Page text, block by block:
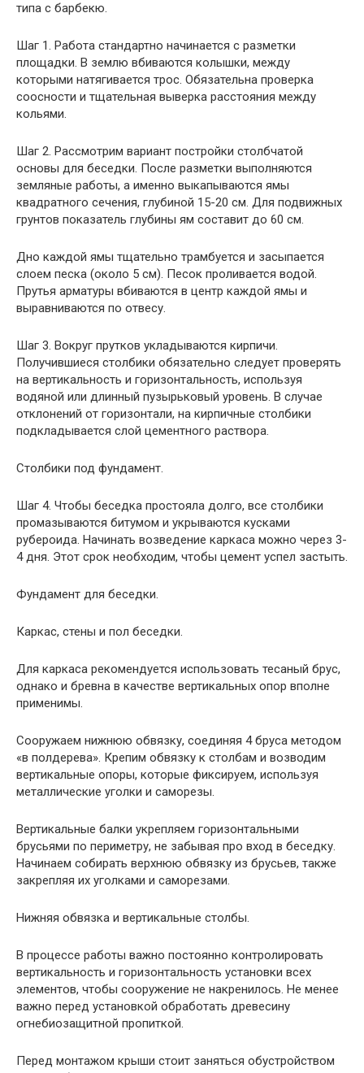
типа с барбекю.
Шаг 1. Работа стандартно начинается с разметки
площадки. В землю вбиваются колышки, между
которыми натягивается трос. Обязательна проверка
соосности и тщательная выверка расстояния между
кольями.
Шаг 2. Рассмотрим вариант постройки столбчатой
основы для беседки. После разметки выполняются
земляные работы, а именно выкапываются ямы
квадратного сечения, глубиной 15-20 см. Для подвижных
грунтов показатель глубины ям составит до 60 см.
Дно каждой ямы тщательно трамбуется и засыпается
слоем песка (около 5 см). Песок проливается водой.
Прутья арматуры вбиваются в центр каждой ямы и
выравниваются по отвесу.
Шаг 3. Вокруг прутков укладываются кирпичи.
Получившиеся столбики обязательно следует проверять
на вертикальность и горизонтальность, используя
водяной или длинный пузырьковый уровень. В случае
отклонений от горизонтали, на кирпичные столбики
подкладывается слой цементного раствора.
Столбики под фундамент.
Шаг 4. Чтобы беседка простояла долго, все столбики
промазываются битумом и укрываются кусками
рубероида. Начинать возведение каркаса можно через 3-
4 дня. Этот срок необходим, чтобы цемент успел застыть.
Фундамент для беседки.
Каркас, стены и пол беседки.
Для каркаса рекомендуется использовать тесаный брус,
однако и бревна в качестве вертикальных опор вполне
применимы.
Сооружаем нижнюю обвязку, соединяя 4 бруса методом
«в полдерева». Крепим обвязку к столбам и возводим
вертикальные опоры, которые фиксируем, используя
металлические уголки и саморезы.
Вертикальные балки укрепляем горизонтальными
брусьями по периметру, не забывая про вход в беседку.
Начинаем собирать верхнюю обвязку из брусьев, также
закрепляя их уголками и саморезами.
Нижняя обвязка и вертикальные столбы.
В процессе работы важно постоянно контролировать
вертикальность и горизонтальность установки всех
элементов, чтобы сооружение не накренилось. Не менее
важно перед установкой обработать древесину
огнебиозащитной пропиткой.
Перед монтажом крыши стоит заняться обустройством